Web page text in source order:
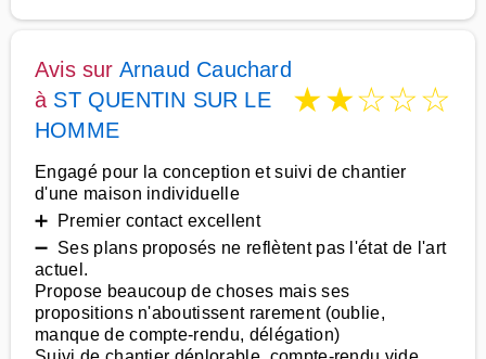
Avis sur Arnaud Cauchard
à ST QUENTIN SUR LE
HOMME
★★☆☆☆
Engagé pour la conception et suivi de chantier
d'une maison individuelle
➕ Premier contact excellent
➖ Ses plans proposés ne reflètent pas l'état de l'art
actuel.
Propose beaucoup de choses mais ses
propositions n'aboutissent rarement (oublie,
manque de compte-rendu, délégation)